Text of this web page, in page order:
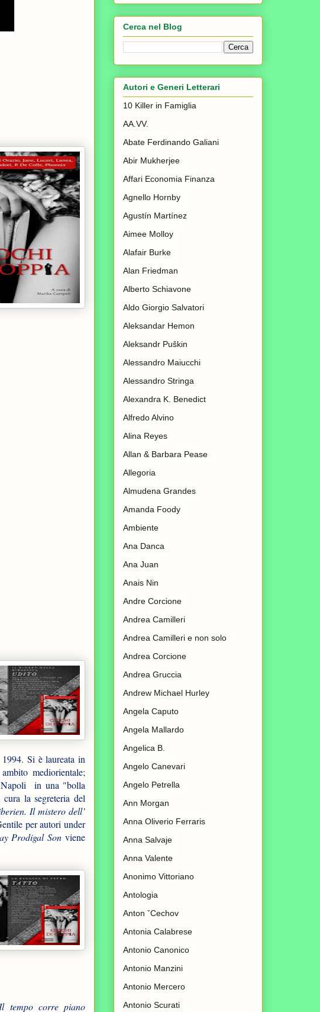
Si è laureata in
mediorientale;
Napoli in una "bolla
la segreteria del
Il mistero dell’
per autori under
Prodigal Son viene
Il tempo corre piano
Cerca nel Blog
Autori e Generi Letterari
10 Killer in Famiglia
AA.VV.
Abate Ferdinando Galiani
Abir Mukherjee
Affari Economia Finanza
Agnello Hornby
Agustín Martínez
Aimee Molloy
Alafair Burke
Alan Friedman
Alberto Schiavone
Aldo Giorgio Salvatori
Aleksandar Hemon
Aleksandr Puškin
Alessandro Maiucchi
Alessandro Stringa
Alexandra K. Benedict
Alfredo Alvino
Alina Reyes
Allan & Barbara Pease
Allegoria
Almudena Grandes
Amanda Foody
Ambiente
Ana Danca
Ana Juan
Anais Nin
Andre Corcione
Andrea Camilleri
Andrea Camilleri e non solo
Andrea Corcione
Andrea Gruccia
Andrew Michael Hurley
Angela Caputo
Angela Mallardo
Angelica B.
Angelo Canevari
Angelo Petrella
Ann Morgan
Anna Oliverio Ferraris
Anna Salvaje
Anna Valente
Anonimo Vittoriano
Antologia
Anton ˇCechov
Antonia Calabrese
Antonio Canonico
Antonio Manzini
Antonio Mercero
Antonio Scurati